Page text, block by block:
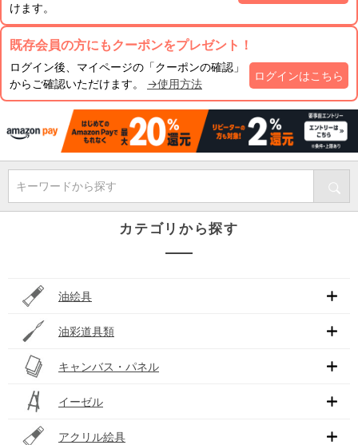
けます。
既存会員の方にもクーポンをプレゼント！
ログイン後、マイページの「クーポンの確認」
からご確認いただけます。 →使用方法
ログインはこちら
キーワードから探す
カテゴリから探す
油絵具
油彩道具類
キャンバス・パネル
イーゼル
アクリル絵具